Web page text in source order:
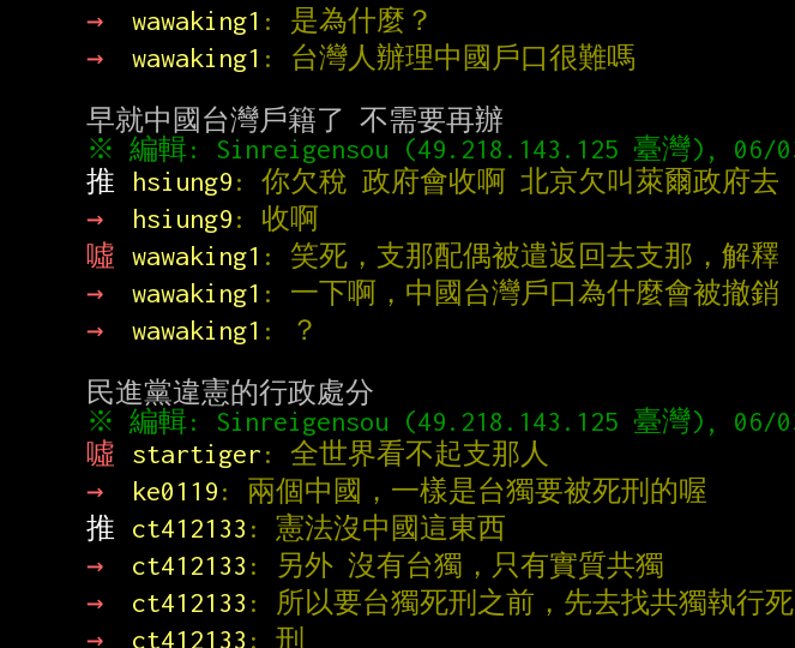
→
wawaking1 : 是為什麼？
→
wawaking1 : 台灣人辦理中國戶口很難嗎
※ 編輯: Sinreigensou (49.218.143.125 臺灣), 06/
推
hsiung9: 你欠稅 政府會收啊 北京欠叫萊爾政府去
→
hsiung9: 收啊
噓 wawaking1 : 笑死，支那配偶被遣返回去支那，解釋
→
wawaking1 : 一下啊，中國台灣戶口為什麼會被撤銷
→
wawaking1 : ？
※ 編輯: Sinreigensou (49.218.143.125 臺灣), 06/
噓
startiger: 全世界看不起支那人
→
ke0119: 兩個中國，一樣是台獨要被死刑的喔
推
ct412133 : 憲法沒中國這東西
→
ct412133 : 另外 沒有台獨，只有實質共獨
→
ct412133 : 所以要台獨死刑之前，先去找共獨執行死
→
ct412133 : 刑